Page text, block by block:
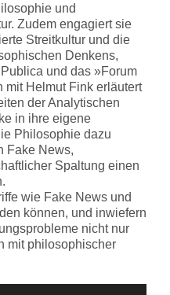
und
Zudem engagiert sie
Streitkultur und die
Denkens,
und das »Forum
mit Helmut Fink erläutert
der Analytischen
in ihre eigene
Philosophie dazu
Fake News,
Spaltung einen
wie Fake News und
können, und inwiefern
nicht nur
mit philosophischer